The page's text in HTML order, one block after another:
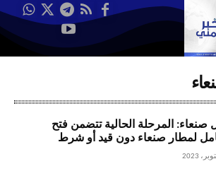
صنعاء: المرحلة الحالية تتضمن فتح
لمطار صنعاء دون قيد أو شرط